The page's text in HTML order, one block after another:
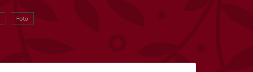
Foto